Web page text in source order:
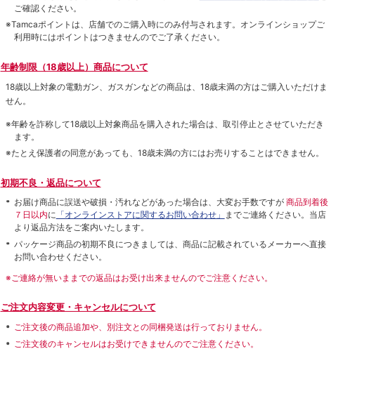
ご確認ください。
※Tamcaポイントは、店舗でのご購⼊時にのみ付与されます。オンラインショップご
利用時にはポイントはつきませんのでご了承ください。
年齢制限（18歳以上）商品について
18歳以上対象の電動ガン、ガスガンなどの商品は、18歳未満の方はご購入いただけま
せん。
※年齢を詐称して18歳以上対象商品を購入された場合は、取引停止とさせていただき
ます。
※たとえ保護者の同意があっても、18歳未満の方にはお売りすることはできません。
初期不良・返品について
お届け商品に誤送や破損・汚れなどがあった場合は、大変お手数ですが 商品到着後
７日以内に 「オンラインストアに関するお問い合わせ」 までご連絡ください。当店
より返品方法をご案内いたします。
パッケージ商品の初期不良につきましては、商品に記載されているメーカーへ直接
お問い合わせください。
※ご連絡が無いままでの返品はお受け出来ませんのでご注意ください。
ご注文内容変更・キャンセルについて
ご注文後の商品追加や、別注文との同梱発送は行っておりません。
ご注文後のキャンセルはお受けできませんのでご注意ください。